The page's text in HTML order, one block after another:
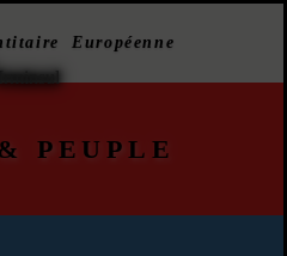
Européenne
PEUPLE